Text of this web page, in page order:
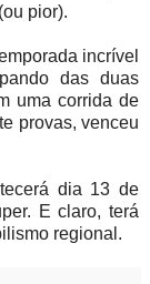
pior).
incrível
das duas
uma corrida de
provas, venceu
dia 13 de
E claro, terá
regional.